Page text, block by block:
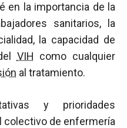
en la importancia de la
sanitarios, la
la capacidad de
VIH como cualquier
al tratamiento.
y prioridades
colectivo de enfermería